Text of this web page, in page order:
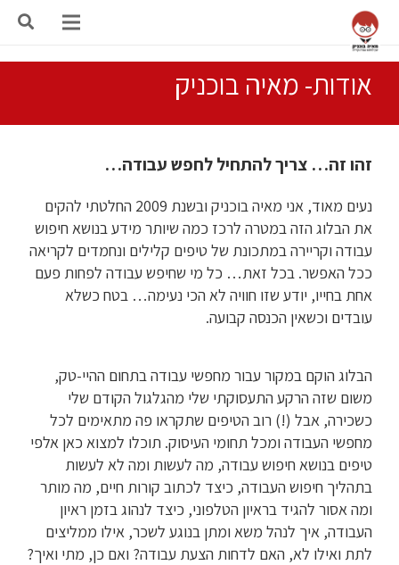
אודות- מאיה בוכניק
זהו זה… צריך להתחיל לחפש עבודה…
נעים מאוד, אני מאיה בוכניק ובשנת 2009 החלטתי להקים
את הבלוג הזה במטרה לרכז כמה שיותר מידע בנושא חיפוש
עבודה וקריירה במתכונת של טיפים קלילים ונחמדים לקריאה
ככל האפשר. בכל זאת… כל מי שחיפש עבודה לפחות פעם
אחת בחייו, יודע שזו חוויה לא הכי נעימה… בטח כשלא
עובדים וכשאין הכנסה קבועה.
הבלוג הוקם במקור עבור מחפשי עבודה בתחום ההיי-טק,
משום שזה הרקע התעסוקתי שלי מהגלגול הקודם שלי
כשכירה, אבל (!) רוב הטיפים שתקראו פה מתאימים לכל
מחפשי העבודה ומכל תחומי העיסוק. תוכלו למצוא כאן אלפי
טיפים בנושא חיפוש עבודה, מה לעשות ומה לא לעשות
בתהליך חיפוש העבודה, כיצד לכתוב קורות חיים, מה מותר
ומה אסור להגיד בראיון הטלפוני, כיצד לנהוג בזמן ראיון
העבודה, איך לנהל משא ומתן בנוגע לשכר, אילו ממליצים
לתת ואילו לא, האם לדחות הצעת עבודה? ואם כן, מתי ואיך?